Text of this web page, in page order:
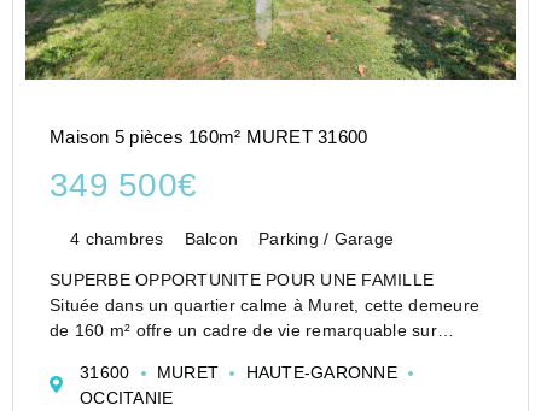
Maison 5 pièces 160m² MURET 31600
349 500€
4 chambres Balcon Parking / Garage
SUPERBE OPPORTUNITE POUR UNE FAMILLE
Située dans un quartier calme à Muret, cette demeure
de 160 m² offre un cadre de vie remarquable sur
Architecture Unique, prestations de qualité.
Le rez-de-chaussée présente une entrée spacieuse ...
31600 MURET
HAUTE-GARONNE
OCCITANIE